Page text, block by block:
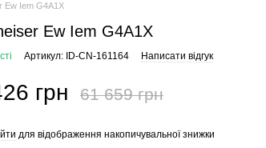
Ew Iem G4A1X
Ew Iem G4A1X
Артикул: ID-CN-161164 Написати відгук
грн 61 659 грн
для відображення накопичувальної знижки